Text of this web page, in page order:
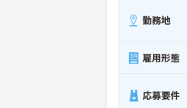
勤務地
雇用形態
応募要件